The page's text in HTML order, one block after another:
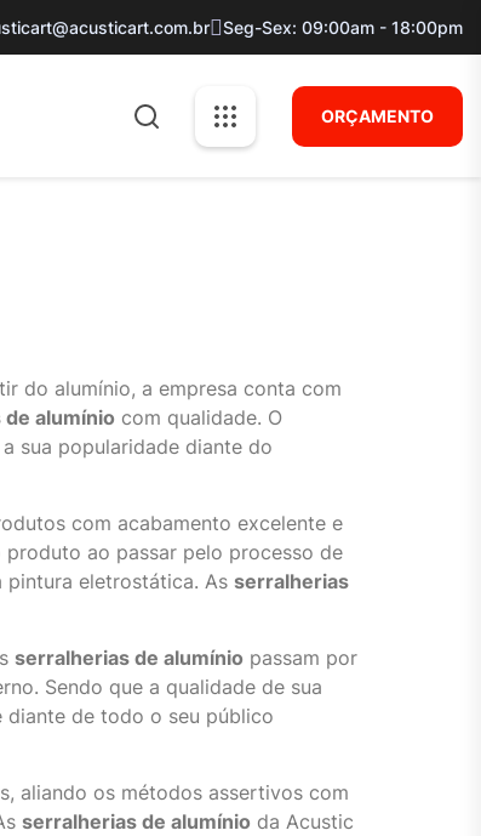
Seg-Sex: 09:00am - 18:00pm
ORÇAMENTO
do alumínio, a empresa conta com
alumínio com qualidade. O
sua popularidade diante do
com acabamento excelente e
ao passar pelo processo de
pintura eletrostática. As serralherias
serralherias de alumínio passam por
Sendo que a qualidade de sua
diante de todo o seu público
aliando os métodos assertivos com
serralherias de alumínio da Acustic